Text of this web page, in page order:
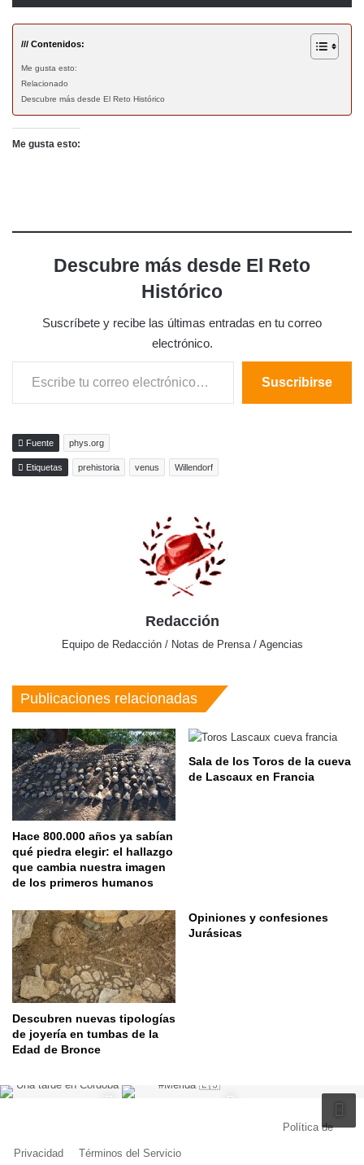
/// Contenidos:
Me gusta esto:
Relacionado
Descubre más desde El Reto Histórico
Me gusta esto:
Descubre más desde El Reto
Histórico
Suscríbete y recibe las últimas entradas en tu correo
electrónico.
Escribe tu correo electrónico…
Suscribirse
Fuente phys.org
Etiquetas prehistoria venus Willendorf
Redacción
Equipo de Redacción / Notas de Prensa / Agencias
Publicaciones relacionadas
Hace 800.000 años ya sabían
qué piedra elegir: el hallazgo
que cambia nuestra imagen
de los primeros humanos
Sala de los Toros de la cueva
de Lascaux en Francia
Descubren nuevas tipologías
de joyería en tumbas de la
Edad de Bronce
Opiniones y confesiones
Jurásicas
Política de
Privacidad Términos del Servicio